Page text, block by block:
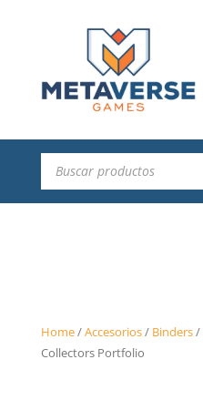
Búsqueda
productos
Home/Accesorios/ Binders/
Collectors Portfolio